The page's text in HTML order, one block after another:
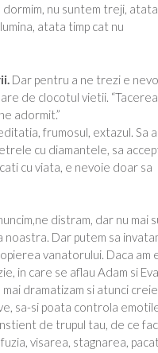
nu suntem treji,
atata timp cat nu
Dar pentru a ne trezi e
de clocotul vietii.
adormit.”
frumosul, extazul. Sa
cu diamantele, sa
cu viata, e nevoie doar sa
distram, dar nu mai
noastra. Dar putem sa
vanatorului. Daca am
in care se aflau Adam si
mai dramatizam si atunci
sa-si poata controla
de trupul tau, de ce
visarea, stagnarea,